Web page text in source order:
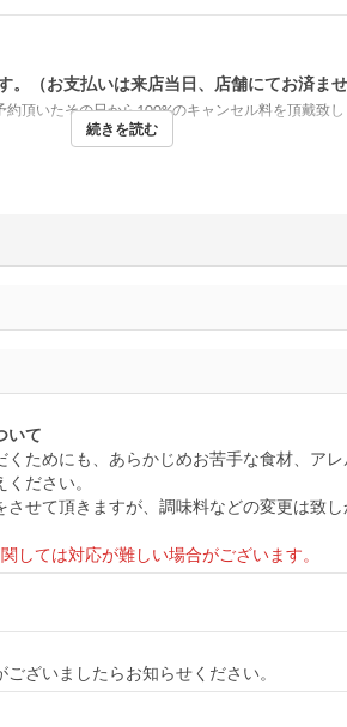
。（お支払いは来店当日、店舗にてお済ませ
頂いたその日から100%のキャンセル料を頂戴致し
続きを読む
いて
くためにも、あらかじめお苦手な食材、ア
ださい。
させて頂きますが、調味料などの変更は致
しては対応が難しい場合がございます。
ざいましたらお知らせください。